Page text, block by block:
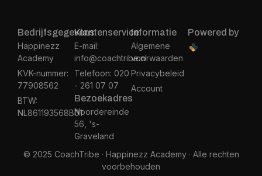
Bedrijfsgegevens
Happinezz
Academy
KVK-nummer:
77908562
BTW:
NL861193568B01
Klantenservice
E-mail:
info@coachtribe.nl
Telefoon: 020
- 261 07 07
Bezoekadres
Noordereinde
56, 's-
Graveland
Informatie
Algemene
voorwaarden
Privacybeleid
Account
Powered by
© 2025 CoachTribe · Happinezz Academy · Alle rechten
voorbehouden